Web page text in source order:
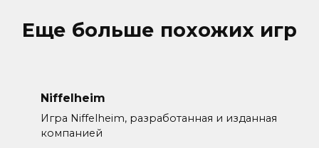
Еще больше похожих игр
Niffelheim
Игра Niffelheim, разработанная и изданная
компанией